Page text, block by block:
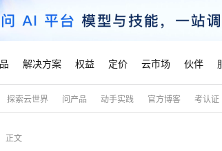
解决方案 权益 定价 云市场 伙伴
探索云世界 问产品 动手实践 官方博客 考认证
正文
精选产品
精选解决方案
普惠上云 AI
产品定价 价
精选商城 数
成为销售伙伴 成
售前咨询 企
为什么选择阿里云 最